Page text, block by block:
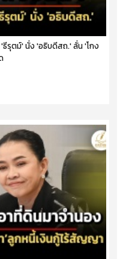
ธีรุตม์' นั่ง 'อธิบดีสถ.' ลั่น 'โกง